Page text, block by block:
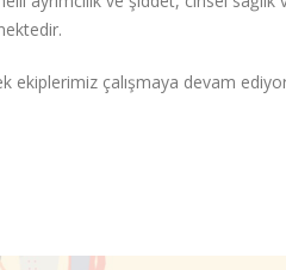
ekiplerimiz çalışmaya devam